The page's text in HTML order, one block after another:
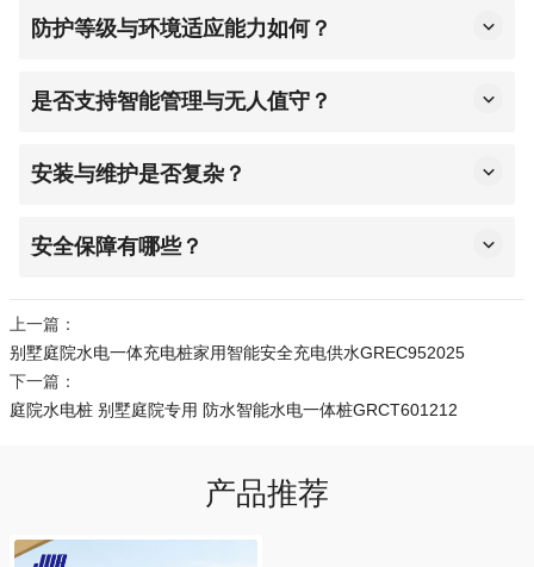
否正常，疑问可联系400-078-0959售后咨询。
5.联系销售人员：13388556221 潘经理.也可以直接在所
DN15 纯铜水龙头，水压稳定。
防护等级与环境适应能力如何？
雾测试，户外耐用 10 年 +。
是否支持智能管理与无人值守？
4 小时无人自助运营。
安装与维护是否复杂？
护成本低、寿命长。
安全保障有哪些？
多重安全防护。
上一篇：
别墅庭院水电一体充电桩家用智能安全充电供水GREC952025
下一篇：
庭院水电桩 别墅庭院专用 防水智能水电一体桩GRCT601212
产品推荐